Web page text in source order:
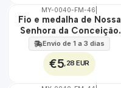
🇵🇹
100%
ÁGUA
MY-0040-FM-46
Fio e medalha de Nossa
Senhora da Conceição
em aço inoxidável
Envio de 1 a 3 dias
€5,28 EUR